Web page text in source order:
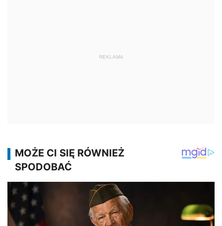
REKLAMA